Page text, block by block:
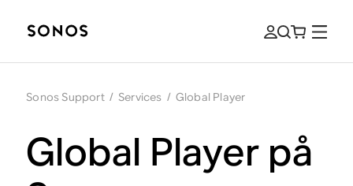
Sonos Support / Services / Global Player
Global Player på